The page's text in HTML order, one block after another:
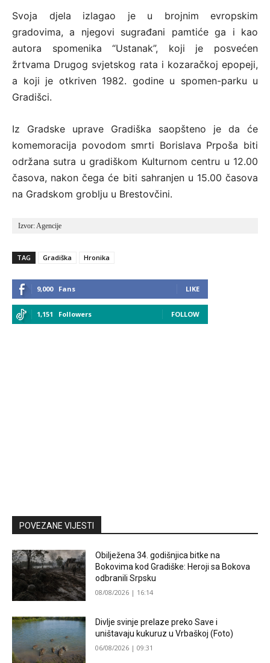
Svoja djela izlagao je u brojnim evropskim
gradovima, a njegovi sugrađani pamtiće ga i kao
autora spomenika “Ustanak”, koji je posvećen
žrtvama Drugog svjetskog rata i kozaračkoj epopeji,
a koji je otkriven 1982. godine u spomen-parku u
Gradišci.
Iz Gradske uprave Gradiška saopšteno je da će
komemoracija povodom smrti Borislava Prpoša biti
održana sutra u gradiškom Kulturnom centru u 12.00
časova, nakon čega će biti sahranjen u 15.00 časova
na Gradskom groblju u Brestovčini.
Izvor: Agencije
TAG Gradiška Hronika
9,000 Fans LIKE
1,151 Followers FOLLOW
POVEZANE VIJESTI
Obilježena 34. godišnjica bitke na
Bokovima kod Gradiške: Heroji sa Bokova
odbranili Srpsku
08/08/2026 | 16:14
Divlje svinje prelaze preko Save i
uništavaju kukuruz u Vrbaškoj (Foto)
06/08/2026 | 09:31